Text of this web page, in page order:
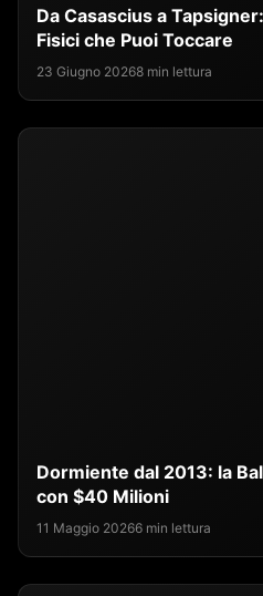
Da Casascius a
Fisici che Puoi Toccare
23 Giugno 20268 min lettura
Dormiente dal 2013: la
con $40 Milioni
11 Maggio 20266 min lettura